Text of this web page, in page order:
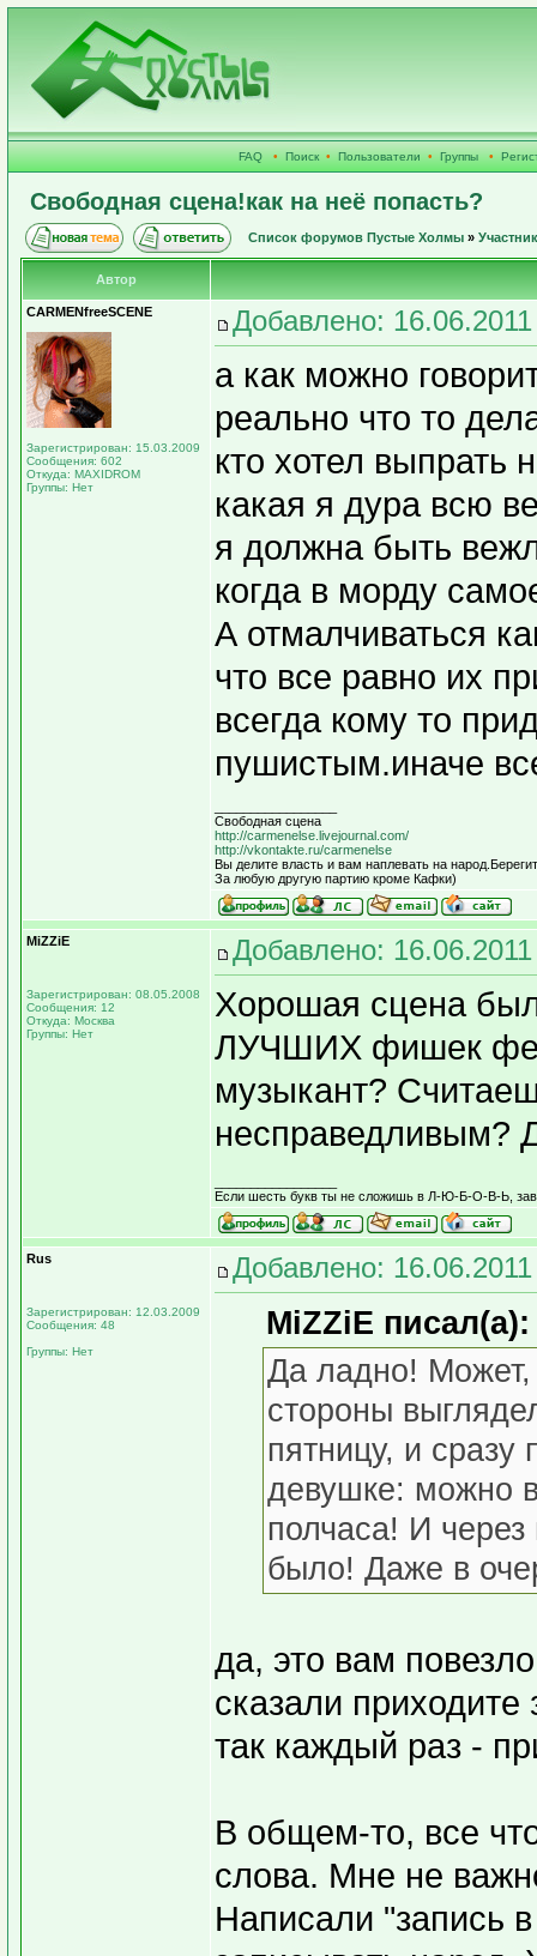
FAQ • Поиск • Пользователи • Группы •
Свободная сцена!как на неё попасть?
Список форумов Пустые Холмы »
Автор
CARMENfreeSCENE
Зарегистрирован: 15.03.2009
Сообщения: 602
Откуда: MAXIDROM
Группы: Нет
Добавлено:
а как можно
реально что то
кто хотел выпрать
какая я дура всю
я должна быть
когда в морду
А отмалчиваться
что все равно их
всегда кому то
пушистым.иначе
Свободная сцена
http://carmenelse.livejournal.com/
http://vkontakte.ru/carmenelse
Вы делите власть и вам наплевать на
За любую другую партию кроме Кафки)
MiZZiE
Зарегистрирован: 08.05.2008
Сообщения: 12
Откуда: Москва
Группы: Нет
Добавлено:
Хорошая сцена
ЛУЧШИХ фишек
музыкант?
несправедливым?
Если шесть букв ты не сложишь в Л-Ю-Б-О-В-Ь,
Rus
Зарегистрирован: 12.03.2009
Сообщения: 48
Группы: Нет
Добавлено:
MiZZiE писал(а):
Да ладно! Может,
стороны
пятницу, и
девушке: можно
полчаса! И
было! Даже в
да, это вам
сказали
так каждый раз -
В общем-то, все
слова. Мне не
Написали "запись